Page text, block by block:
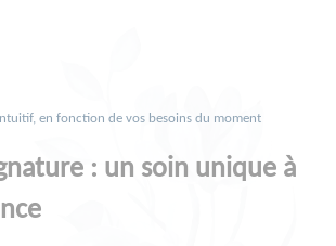
en fonction de vos besoins du moment
: un soin unique à